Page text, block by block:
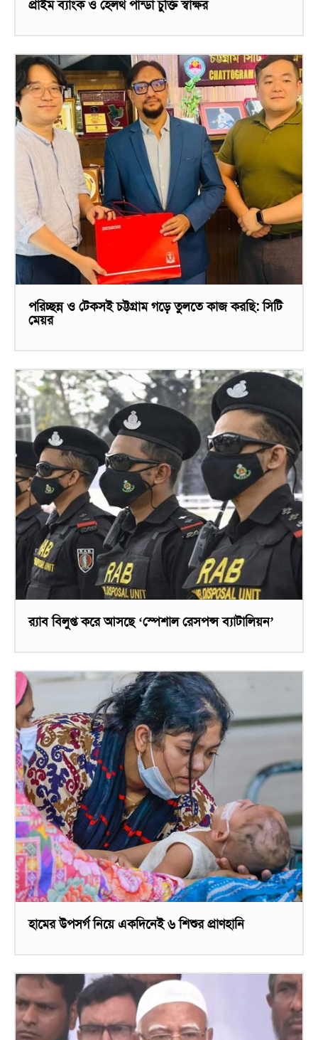
প্রাইম ব্যাংক ও হেলথ পান্ডা চুক্তি স্বাক্ষর
পরিচ্ছন্ন ও টেকসই চট্টগ্রাম গড়ে তুলতে কাজ করছি: সিটি
মেয়র
র‌্যাব বিলুপ্ত করে আসছে ‘স্পেশাল রেসপন্স ব্যাটালিয়ন’
হামের উপসর্গ নিয়ে একদিনেই ৬ শিশুর প্রাণহানি